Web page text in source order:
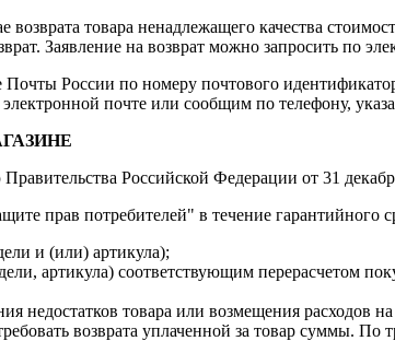
возврата товара ненадлежащего качества
Заявление на возврат можно запросить по
России по номеру почтового
почте или сообщим по телефону,
Российской Федерации от 31
прав потребителей" в течение гарантийного
и (или) артикула);
артикула) соответствующим перерасчетом
недостатков товара или возмещения расходов
возврата уплаченной за товар суммы. По